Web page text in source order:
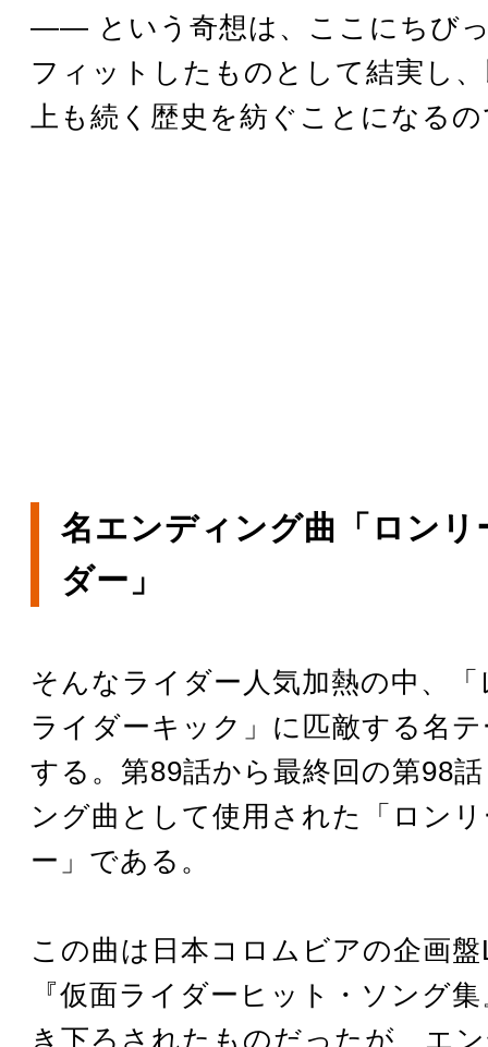
―― という奇想は、ここにちび
フィットしたものとして結実し
上も続く歴史を紡ぐことになる
名エンディング曲「ロンリ
ダー」
そんなライダー人気加熱の中、
ライダーキック」に匹敵する名
する。第89話から最終回の第98
ング曲として使用された「ロン
ー」である。
この曲は日本コロムビアの企画
『仮面ライダーヒット・ソング
き下ろされたものだったが、エ